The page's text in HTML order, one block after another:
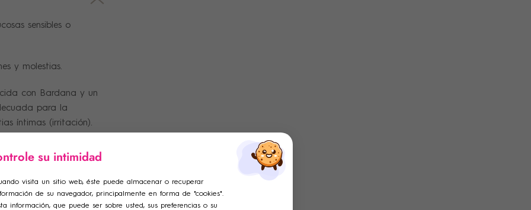
sensibles o
y molestias.
con Bardana y un
para la
íntimas (irritación).
a la lista de deseos
lista de deseos ×
×
iniciar sesión para guardar productos en su lista de deseos.
su intimidad
visita un sitio web, éste puede almacenar o recuperar
de su navegador, principalmente en forma de "cookies".
información, que puede ser sobre usted, sus preferencias o su